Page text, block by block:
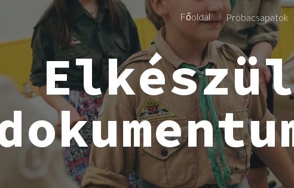
Skip to main content Skip to
Főoldal Próbacsapatok